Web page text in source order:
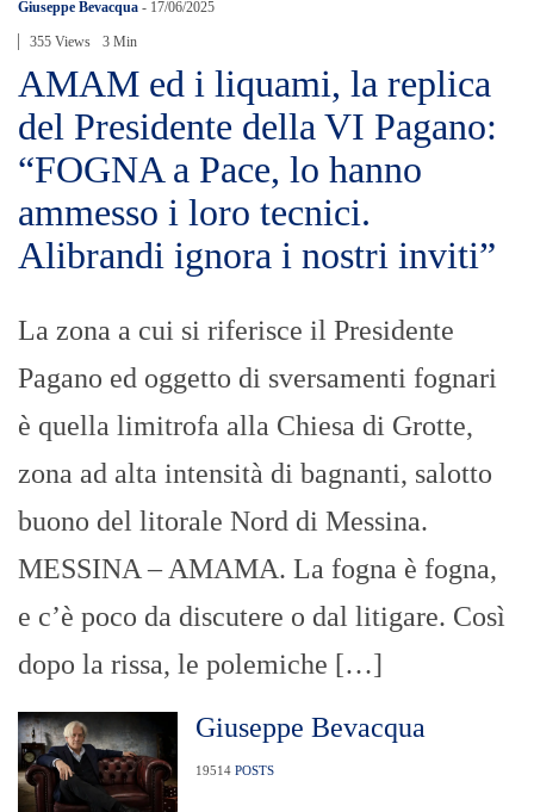
Giuseppe Bevacqua - 17/06/2025
355 Views 3 Min
AMAM ed i liquami, la replica
del Presidente della VI Pagano:
“FOGNA a Pace, lo hanno
ammesso i loro tecnici.
Alibrandi ignora i nostri inviti”
La zona a cui si riferisce il Presidente
Pagano ed oggetto di sversamenti fognari
è quella limitrofa alla Chiesa di Grotte,
zona ad alta intensità di bagnanti, salotto
buono del litorale Nord di Messina.
MESSINA – AMAMA. La fogna è fogna,
e c’è poco da discutere o dal litigare. Così
dopo la rissa, le polemiche […]
Giuseppe Bevacqua
19514 POSTS